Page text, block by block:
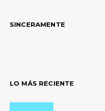
SINCERAMENTE
LO MÁS RECIENTE